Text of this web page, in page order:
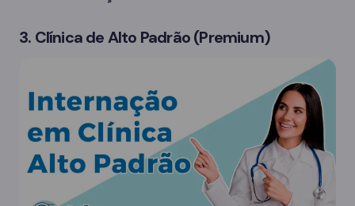
3. Clínica de Alto Padrão (Premium)